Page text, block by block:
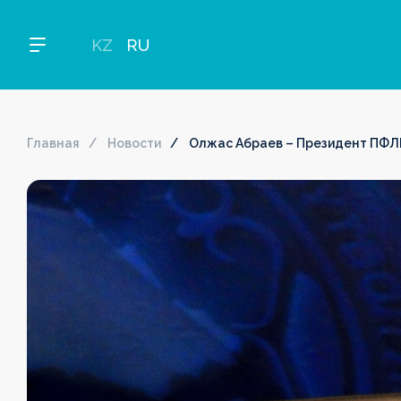
KZ RU
Главная Новости Олжас Абраев – Президент